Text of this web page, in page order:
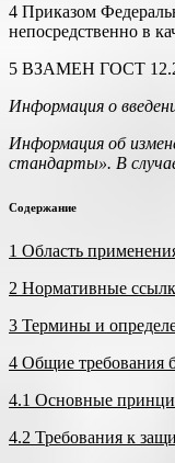
4 Приказом
непосредственно в
5 ВЗАМЕН ГОСТ
Информация о
Информация об
стандарты». В
Содержание
1 Область
2 Нормативные
3 Термины и
4 Общие требования
4.1 Основные
4.2 Требования к